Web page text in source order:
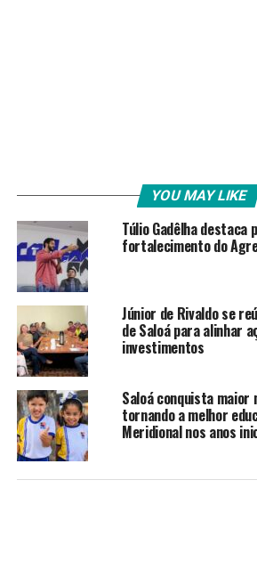
YOU MAY LIKE
Túlio Gadêlha destaca
fortalecimento do
Júnior de Rivaldo se
de Saloá para alinhar
investimentos
Saloá conquista maior
tornando a melhor
Meridional nos anos